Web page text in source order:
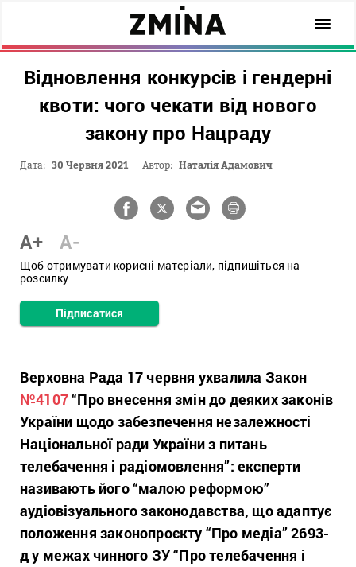
Відновлення конкурсів і гендерні
квоти: чого чекати від нового
закону про Нацраду
Дата: 30 Червня 2021 Автор: Наталія Адамович
A+ A-
Щоб отримувати корисні матеріали, підпишіться на
розсилку
Підписатися
Верховна Рада 17 червня ухвалила Закон
№4107“Про внесення змін до деяких законів
України щодо забезпечення незалежності
Національної ради України з питань
телебачення і радіомовлення”: експерти
називають його “малою реформою”
аудіовізуального законодавства, що адаптує
положення законопроєкту “Про медіа” 2693-
д у межах чинного ЗУ “Про телебачення і